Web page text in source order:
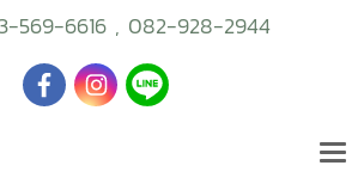
569-6616, 082-928-2944